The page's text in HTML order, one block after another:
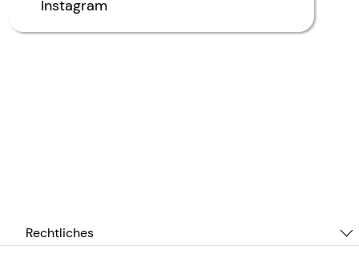
Instagram
Rechtliches